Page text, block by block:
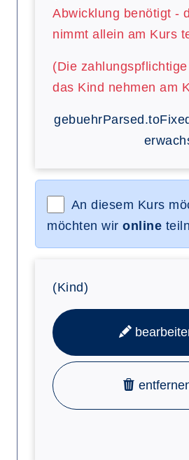
Abwicklung benötigt -
nimmt allein am Kurs
(Die
das Kind nehmen am
An diesem Kurs
möchten wir online
(Kind)